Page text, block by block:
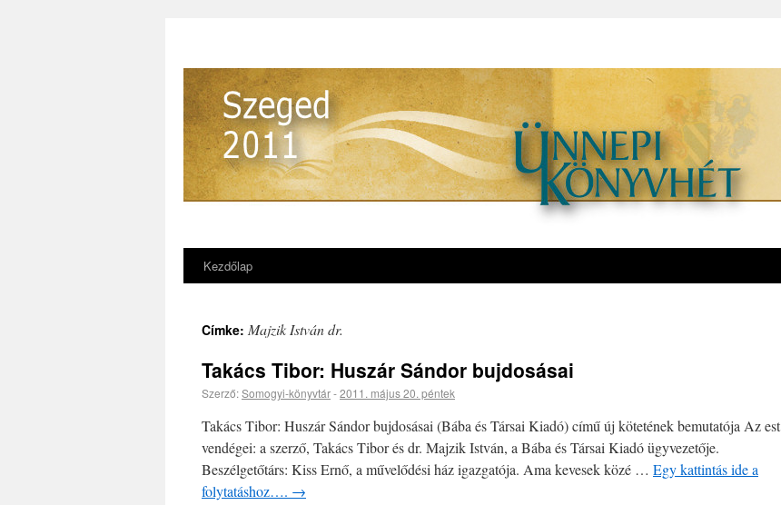
Kezdőlap
Címke: Majzik István dr.
Takács Tibor: Huszár Sándor bujdosásai
Szerző:Somogyi-könyvtár-2011. május 20. péntek
Takács Tibor: Huszár Sándor bujdosásai (Bába és Társai Kiadó) című új kötetének bemutatója Az est
vendégei: a szerző, Takács Tibor és dr. Majzik István, a Bába és Társai Kiadó ügyvezetője.
Beszélgetőtárs: Kiss Ernő, a művelődési ház igazgatója. Ama kevesek közé … Egy kattintás ide a
folytatáshoz…. →